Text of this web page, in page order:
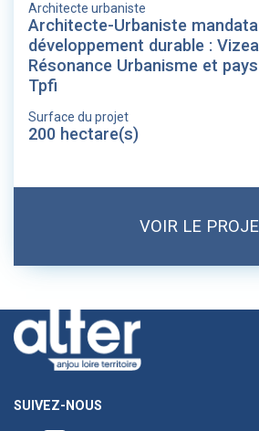
Architecte urbaniste
Architecte-Urbaniste
développement durable :
Résonance Urbanisme et
Tpfi
Surface du projet
200 hectare(s)
VOIR LE
SUIVEZ-NOUS